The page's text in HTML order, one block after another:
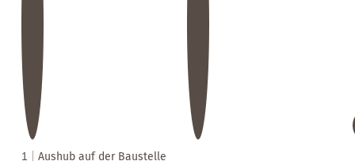
1 Aushub auf der Baustelle